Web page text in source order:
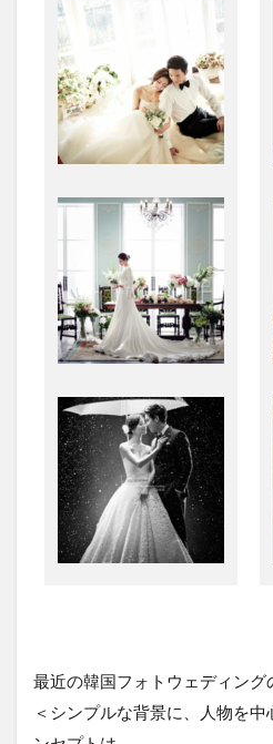
最近の韓国フォトウェディング
＜シンプルな背景に、人物を